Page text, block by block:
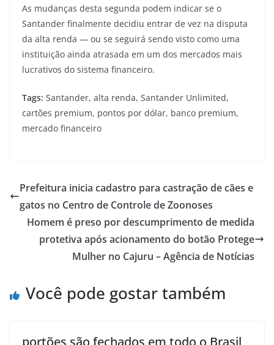
As mudanças desta segunda podem indicar se o
Santander finalmente decidiu entrar de vez na disputa
da alta renda — ou se seguirá sendo visto como uma
instituição ainda atrasada em um dos mercados mais
lucrativos do sistema financeiro.
Tags: Santander, alta renda, Santander Unlimited,
cartões premium, pontos por dólar, banco premium,
mercado financeiro
Prefeitura inicia cadastro para castração de cães e
gatos no Centro de Controle de Zoonoses
Homem é preso por descumprimento de medida
protetiva após acionamento do botão Protege
Mulher no Cajuru – Agência de Notícias
Você pode gostar também
portões são fechados em todo o Brasil